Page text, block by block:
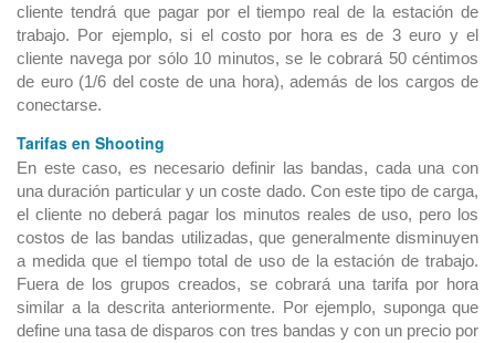
cliente tendrá que pagar por el tiempo real de la estación de
trabajo. Por ejemplo, si el costo por hora es de 3 euro y el
cliente navega por sólo 10 minutos, se le cobrará 50 céntimos
de euro (1/6 del coste de una hora), además de los cargos de
conectarse.
Tarifas en Shooting
En este caso, es necesario definir las bandas, cada una con
una duración particular y un coste dado. Con este tipo de carga,
el cliente no deberá pagar los minutos reales de uso, pero los
costos de las bandas utilizadas, que generalmente disminuyen
a medida que el tiempo total de uso de la estación de trabajo.
Fuera de los grupos creados, se cobrará una tarifa por hora
similar a la descrita anteriormente. Por ejemplo, suponga que
define una tasa de disparos con tres bandas y con un precio por